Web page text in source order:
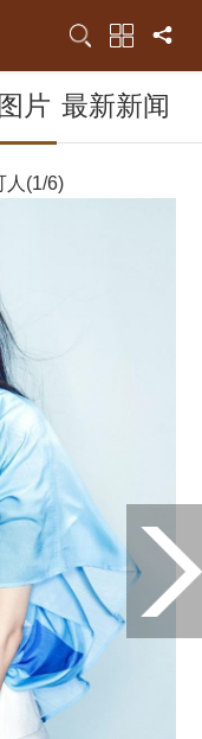
片 最新新闻
人(1/6)